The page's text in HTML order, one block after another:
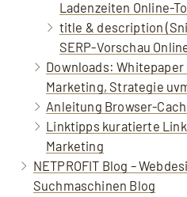
Ladenzeiten Online-
title & description
SERP-Vorschau
Downloads:
Marketing, Strategie
Anleitung Browser-
Linktipps kuratierte
Marketing
NETPROFIT Blog –
Suchmaschinen Blog
Mit dem Aufruf des
einverstanden, dass
übermittelt